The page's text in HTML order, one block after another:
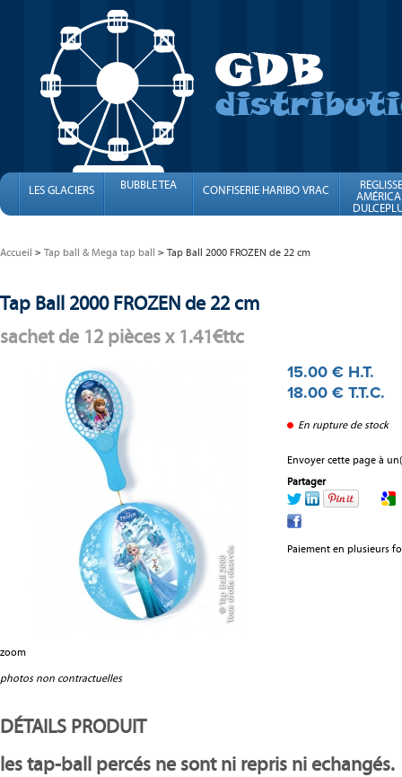
LES GLACIERS BUBBLE TEA CONFISERIE HARIBO VRAC
FINI
Accueil Tap ball & Mega tap ball Tap Ball 2000 FROZEN de 22 cm
Tap Ball 2000 FROZEN de 22 cm
sachet de 12 pièces x 1.41€ttc
zoom
photos non contractuelles
15.00 € H.T.
18.00 € T.T.C.
En rupture de stock
Envoyer cette page à
Partager
Paiement en plusieurs
DÉTAILS PRODUIT
les tap-ball percés ne sont ni repris ni echangés.